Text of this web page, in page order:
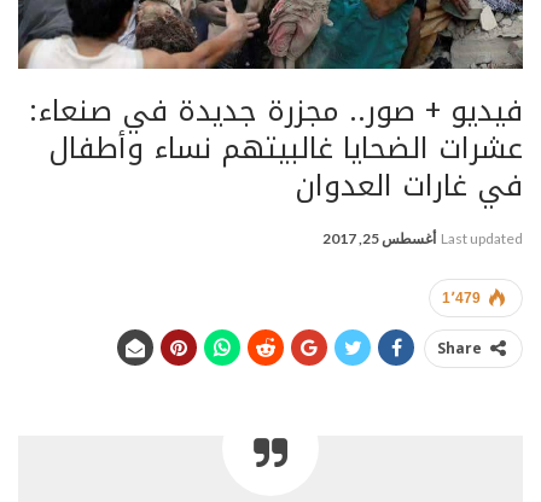
فيديو + صور.. مجزرة جديدة في صنعاء:
عشرات الضحايا غالبيتهم نساء وأطفال
في غارات العدوان
Last updated أغسطس 25, 2017
1٬479
Share